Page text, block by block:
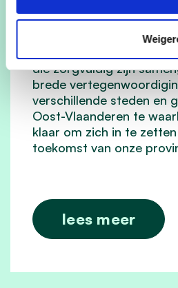
Niklaas zijn een
ervaren politici en
die zorgvuldig zijn
brede
verschillende steden en
Oost-Vlaanderen te
klaar om zich in te
toekomst van onze
lees meer